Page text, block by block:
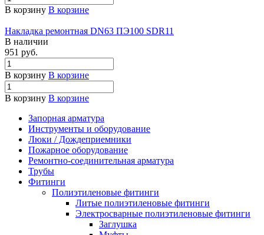
В корзину В корзине
Накладка ремонтная DN63 ПЭ100 SDR11
В наличии
951 руб.
В корзину В корзине
В корзину В корзине
Запорная арматура
Инструменты и оборудование
Люки / Дождеприемники
Пожарное оборудование
Ремонтно-соединительная арматура
Трубы
Фитинги
Полиэтиленовые фитинги
Литые полиэтиленовые фитинги
Электросварные полиэтиленовые фитинги
Заглушка